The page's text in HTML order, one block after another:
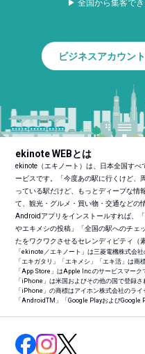
▶ 全国から集客で
ビジネスアカウン
ekinote WEBとは
ekinote（エキノート）は、日本全国す
ービスです。「今度あの駅に行くけど、
っている駅だけど、もっとディープな情
て、観光・グルメ・買い物・交通などの
Androidアプリをインストールすれば、
やエキメシの投稿」「全国の駅へのチェ
たをワクワクさせるセレンディピティ（
「ekinote／エキノート」は三菱電機株式会社
「エキガタリ」「エキメシ」「エキ活」は商
「App Store」はApple Inc.のサービスマーク
「iPhone」は米国およびその他の国で登録さ
「iPhone」の商標はアイホン株式会社のライ
「AndroidTM 」「Google PlayおよびGoogle